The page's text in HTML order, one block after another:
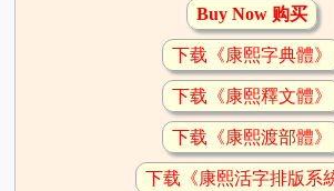
Buy Now 购买
下载《康熙字典體》
下载《康熙釋文體》
下载《康熙渡部體》
下载《康熙活字排版系